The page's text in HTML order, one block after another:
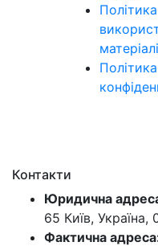
Політика
Політика
Контакти
Юридична
65 Київ, Україна,
Фактична